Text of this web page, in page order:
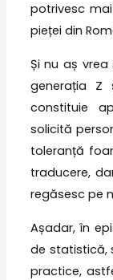
potrivesc
pieței din
Și nu aș
generația Z
constituie
solicită
toleranță
traducere,
regăsesc pe
Așadar, în
de statistică,
practice,